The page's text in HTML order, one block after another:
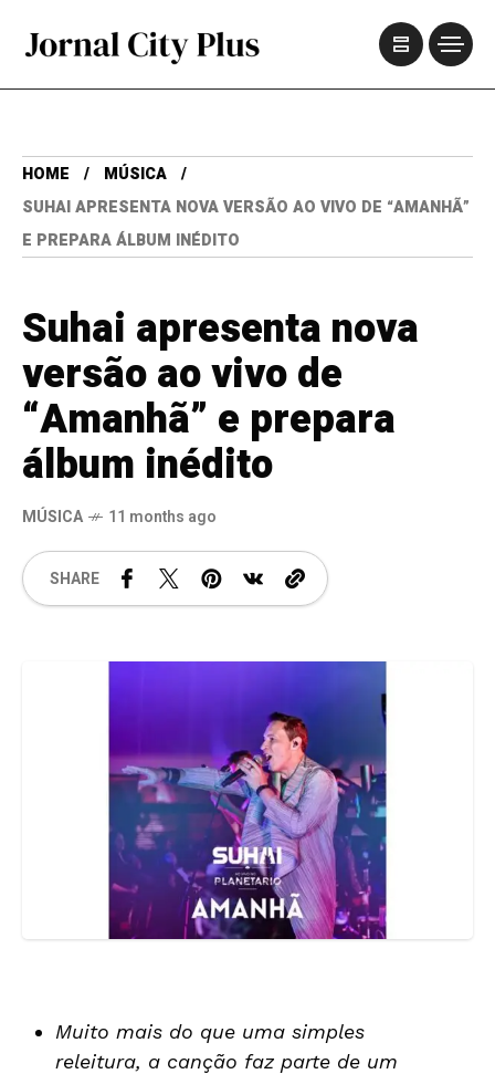
HOME
MÚSICA
SUHAI APRESENTA NOVA VERSÃO AO VIVO DE “AMANHÃ”
E PREPARA ÁLBUM INÉDITO
Suhai apresenta nova
versão ao vivo de
“Amanhã” e prepara
álbum inédito
MÚSICA 11 months ago
SHARE
Muito mais do que uma simples
releitura, a canção faz parte de um